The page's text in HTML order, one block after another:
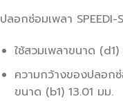
ปลอกซ่อมเพลา
ใช้สวมเพลาขนาด
ความกว้างของปลอก
ขนาด (b1) 13.01 มม.